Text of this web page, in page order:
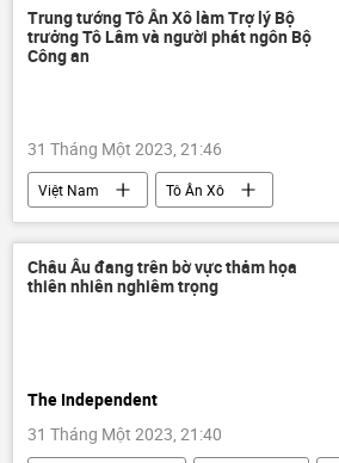
Cuộc khủng hoảng ở Ukraina
Hoa Kỳ
Quân sự viện trợ
Trung tướng Tô Ân Xô làm Trợ lý Bộ
trưởng Tô Lâm và người phát ngôn Bộ
Công an
31 Tháng Một 2023, 21:46
Việt Nam
Tô Ân Xô
Bộ Công an Việt Nam
Châu Âu đang trên bờ vực thảm họa
thiên nhiên nghiêm trọng
The Independent
31 Tháng Một 2023, 21:40